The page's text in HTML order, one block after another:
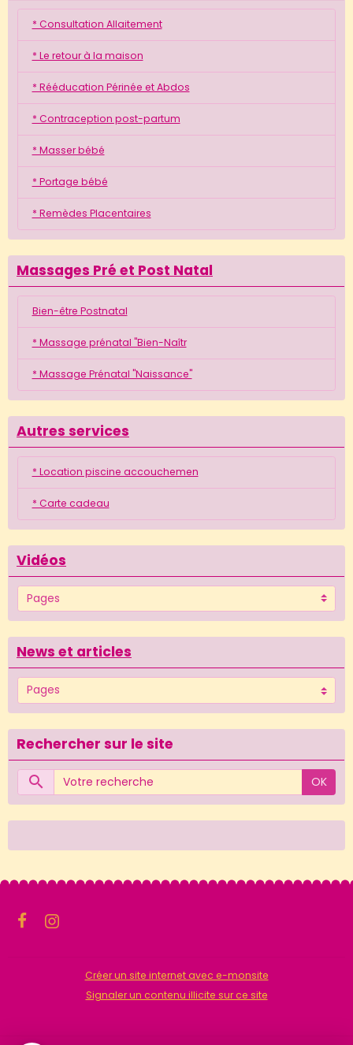
* Consultation Allaitement
* Le retour à la maison
* Rééducation Périnée et Abdos
* Contraception post-partum
* Masser bébé
* Portage bébé
* Remèdes Placentaires
Massages Pré et Post Natal
Bien-être Postnatal
* Massage prénatal "Bien-Naîtr
* Massage Prénatal "Naissance"
Autres services
* Location piscine accouchemen
* Carte cadeau
Vidéos
News et articles
Rechercher sur le site
OK
Créer un site internet avec e-monsite
Signaler un contenu illicite sur ce site